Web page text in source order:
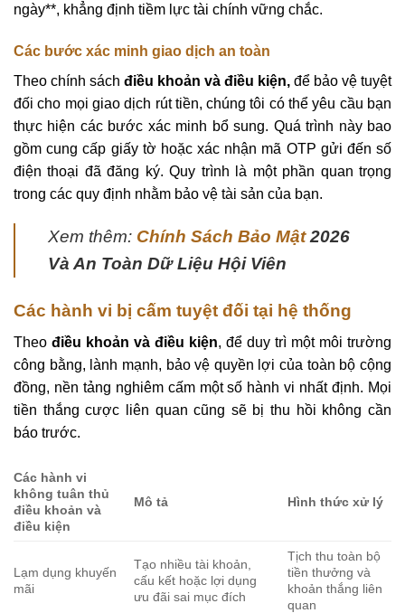
ngày**, khẳng định tiềm lực tài chính vững chắc.
Các bước xác minh giao dịch an toàn
Theo chính sách điều khoản và điều kiện, để bảo vệ tuyệt
đối cho mọi giao dịch rút tiền, chúng tôi có thể yêu cầu bạn
thực hiện các bước xác minh bổ sung. Quá trình này bao
gồm cung cấp giấy tờ hoặc xác nhận mã OTP gửi đến số
điện thoại đã đăng ký. Quy trình là một phần quan trọng
trong các quy định nhằm bảo vệ tài sản của bạn.
Xem thêm: Chính Sách Bảo Mật2026
Và An Toàn Dữ Liệu Hội Viên
Các hành vi bị cấm tuyệt đối tại hệ thống
Theo điều khoản và điều kiện, để duy trì một môi trường
công bằng, lành mạnh, bảo vệ quyền lợi của toàn bộ cộng
đồng, nền tảng nghiêm cấm một số hành vi nhất định. Mọi
tiền thắng cược liên quan cũng sẽ bị thu hồi không cần
báo trước.
Các hành vi
không tuân thủ
điều khoản và
điều kiện
Mô tả Hình thức xử lý
Lạm dụng khuyến
mãi
Tạo nhiều tài khoản,
cấu kết hoặc lợi dụng
ưu đãi sai mục đích
Tịch thu toàn bộ
tiền thưởng và
khoản thắng liên
quan